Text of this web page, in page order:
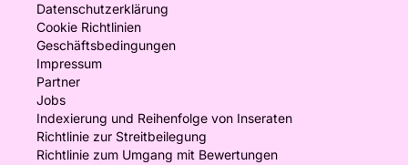
Datenschutzerklärung
Cookie Richtlinien
Geschäftsbedingungen
Impressum
Partner
Jobs
Indexierung und Reihenfolge von Inseraten
Richtlinie zur Streitbeilegung
Richtlinie zum Umgang mit Bewertungen